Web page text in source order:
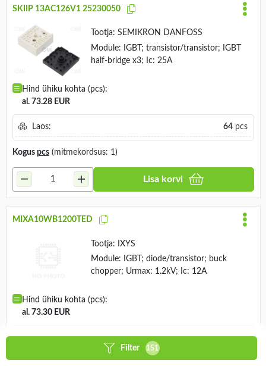
Filter 151
SKIIP 13AC126V1 25230050
Tootja: SEMIKRON DANFOSS
Module: IGBT; transistor/transistor; IGBT
half-bridge x3; Ic: 25A
Hind ühiku kohta (pcs):
al. 73.28 EUR
Laos: 64pcs
Kogus pcs(mitmekordsus: 1)
Lisa korvi
MIXA10WB1200TED
Tootja:
IXYS
Module: IGBT; diode/transistor; buck
chopper; Urmax: 1.2kV; Ic: 12A
Hind ühiku kohta (pcs):
al. 73.30 EUR
Laos: 6pcs
Koguspcs(mitmekordsus: 1)